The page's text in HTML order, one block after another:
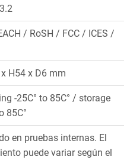
/ RoSH / FCC / ICES /
H54 x D6 mm
-25C° to 85C° / storage
85C°
en pruebas internas. El
puede variar según el